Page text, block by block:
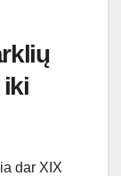
dar XIX